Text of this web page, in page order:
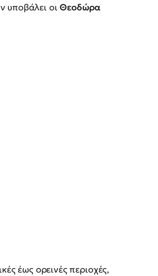
υποβάλει οιΘεοδώρα
έως ορεινές περιοχές,